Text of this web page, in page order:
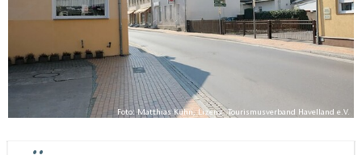
Foto: Matthias Kühn, Lizenz: Tourismusverband Havelland e.V.